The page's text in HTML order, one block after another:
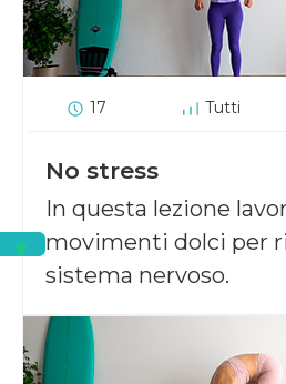
17 Tutti
No stress
In questa lezione
movimenti dolci per
sistema nervoso.